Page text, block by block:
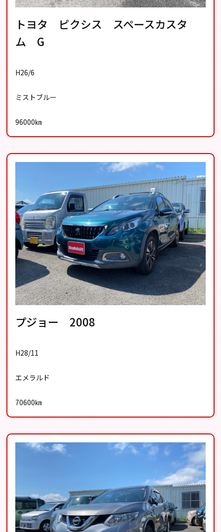
トヨタ ピクシス スペースカスタ
ム G
H26/6
ミストブルー
96000㎞
プジョー 2008
H28/11
エメラルド
70600㎞